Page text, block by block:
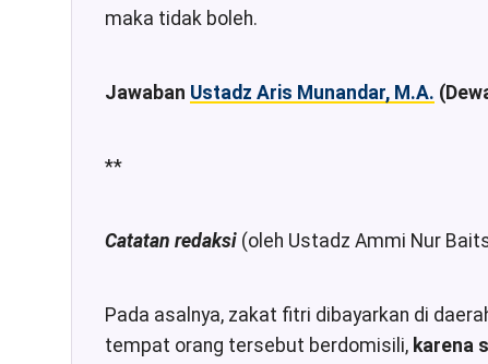
maka tidak boleh.
Jawaban Ustadz Aris Munandar, M.A.
**
Catatan redaksi (oleh Ustadz Ammi Nur
Pada asalnya, zakat fitri dibayarkan di
tempat orang tersebut berdomisili, karena